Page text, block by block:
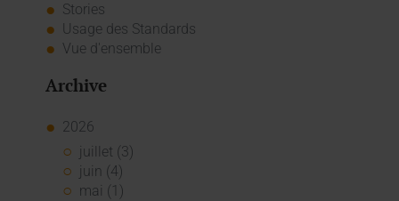
Stories
Usage des Standards
Vue d'ensemble
Archive
2026
juillet (3)
juin (4)
mai (1)